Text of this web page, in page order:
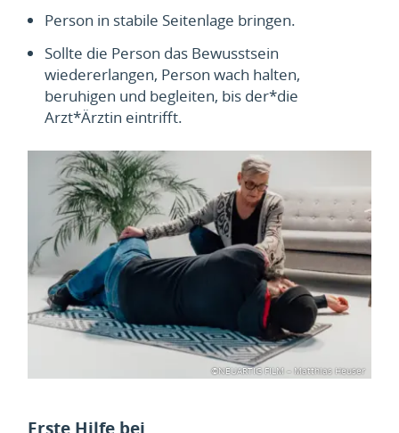
Person in stabile Seitenlage bringen.
Sollte die Person das Bewusstsein
wiedererlangen, Person wach halten,
beruhigen und begleiten, bis der*die
Arzt*Ärztin eintrifft.
©NEUARTIG FILM – Matthias Heuser
Erste Hilfe bei